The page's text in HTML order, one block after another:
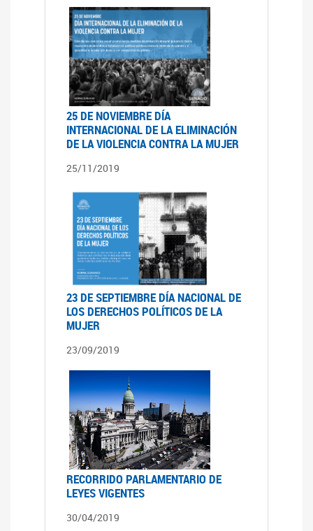
25 DE NOVIEMBRE DÍA
INTERNACIONAL DE LA ELIMINACIÓN
DE LA VIOLENCIA CONTRA LA MUJER
25/11/2019
23 DE SEPTIEMBRE DÍA NACIONAL DE
LOS DERECHOS POLÍTICOS DE LA
MUJER
23/09/2019
RECORRIDO PARLAMENTARIO DE
LEYES VIGENTES
30/04/2019